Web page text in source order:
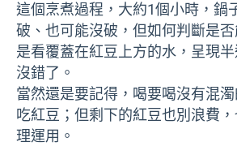
這個烹煮過程，大約1個小時，鍋
破、也可能沒破，但如何判斷是
是看覆蓋在紅豆上方的水，呈現
沒錯了。
當然還是要記得，喝要喝沒有混
吃紅豆；但剩下的紅豆也別浪費
理運用。